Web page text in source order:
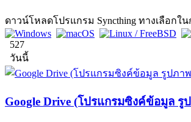
ดาวน์โหลดโปรแกรม Syncthing ทางเลือก
527
วันนี้
Google Drive (โปรแกรมซิงค์ข้อมูล รู